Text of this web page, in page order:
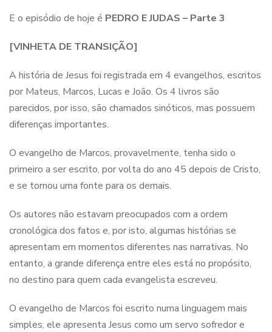
E o episódio de hoje é PEDRO E JUDAS – Parte 3
[VINHETA DE TRANSIÇÃO]
A história de Jesus foi registrada em 4 evangelhos, escritos
por Mateus, Marcos, Lucas e João. Os 4 livros são
parecidos, por isso, são chamados sinóticos, mas possuem
diferenças importantes.
O evangelho de Marcos, provavelmente, tenha sido o
primeiro a ser escrito, por volta do ano 45 depois de Cristo,
e se tornou uma fonte para os demais.
Os autores não estavam preocupados com a ordem
cronológica dos fatos e, por isto, algumas histórias se
apresentam em momentos diferentes nas narrativas. No
entanto, a grande diferença entre eles está no propósito,
no destino para quem cada evangelista escreveu.
O evangelho de Marcos foi escrito numa linguagem mais
simples, ele apresenta Jesus como um servo sofredor e